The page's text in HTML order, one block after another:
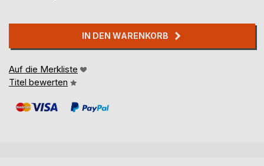
IN DEN WARENKORB
Auf die Merkliste
Titel bewerten